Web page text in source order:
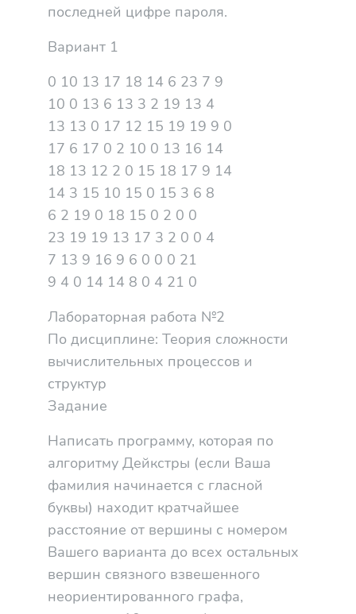
последней цифре пароля.
Вариант 1
0 10 13 17 18 14 6 23 7 9
10 0 13 6 13 3 2 19 13 4
13 13 0 17 12 15 19 19 9 0
17 6 17 0 2 10 0 13 16 14
18 13 12 2 0 15 18 17 9 14
14 3 15 10 15 0 15 3 6 8
6 2 19 0 18 15 0 2 0 0
23 19 19 13 17 3 2 0 0 4
7 13 9 16 9 6 0 0 0 21
9 4 0 14 14 8 0 4 21 0
Лабораторная работа №2
По дисциплине: Теория сложности
вычислительных процессов и
структур
Задание
Написать программу, которая по
алгоритму Дейкстры (если Ваша
фамилия начинается с гласной
буквы) находит кратчайшее
расстояние от вершины с номером
Вашего варианта до всех остальных
вершин связного взвешенного
неориентированного графа,